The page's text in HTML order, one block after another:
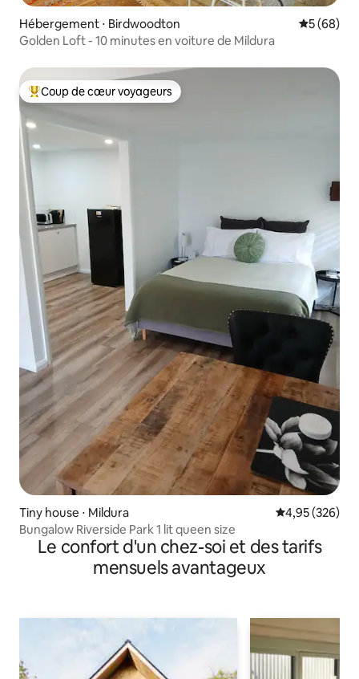
Hébergement ⋅ Birdwoodton
5 (68)
Golden Loft - 10 minutes en voiture de Mildura
Coups de cœur voyageurs les plus appréciés
Coup de cœur voyageurs
Tiny house ⋅ Mildura Évaluation
4,95 (326)
Bungalow Riverside Park 1 lit queen size
Le confort d'un chez-soi et des tarifs
mensuels avantageux